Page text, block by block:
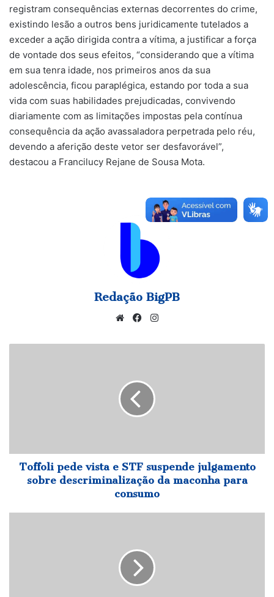
registram consequências externas decorrentes do crime,
existindo lesão a outros bens juridicamente tutelados a
exceder a ação dirigida contra a vítima, a justificar a força
de vontade dos seus efeitos, “considerando que a vítima
em sua tenra idade, nos primeiros anos da sua
adolescência, ficou paraplégica, estando por toda a sua
vida com suas habilidades prejudicadas, convivendo
diariamente com as limitações impostas pela contínua
consequência da ação avassaladora perpetrada pelo réu,
devendo a aferição deste vetor ser desfavorável”,
destacou a Francilucy Rejane de Sousa Mota.
Redação BigPB
WebsiteFacebook
descriminalização
maconha
Toffoli pede vista e STF suspende julgamento
sobre descriminalização da maconha para
consumo